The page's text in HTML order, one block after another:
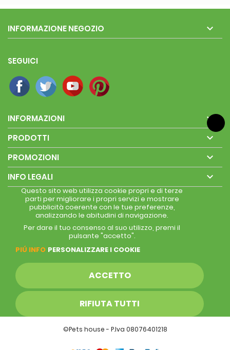
INFORMAZIONE NEGOZIO 
SEGUICI
INFORMAZIONI 
PRODOTTI 
PROMOZIONI 
INFO LEGALI 
Questo sito web utilizza cookie propri e di terze
parti per migliorare i propri servizi e mostrare
pubblicità coerente con le tue preferenze,
analizzando le abitudini di navigazione.
Per dare il tuo consenso al suo utilizzo, premi il
pulsante "accetto".
PIÚ INFO PERSONALIZZARE I COOKIE
RIFIUTA TUTTI
ACCETTO
©Pets house - P.Iva 08076401218